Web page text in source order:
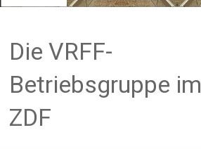
Die VRFF-
Betriebsgruppe im
ZDF